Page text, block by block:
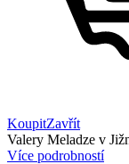
KoupitZavřít
Valery Meladze v
Více podrobností